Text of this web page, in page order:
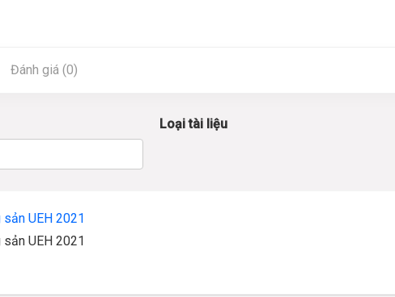
Đánh giá (0)
Loại tài liệu
UEH 2021
UEH 2021